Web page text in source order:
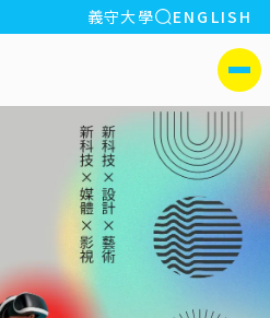
:::
義守大學 全站搜索
ENGLISH
側選單